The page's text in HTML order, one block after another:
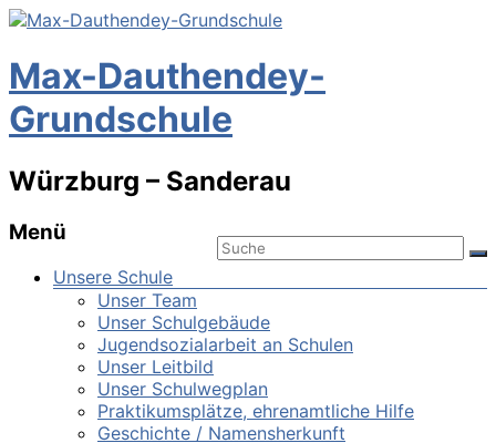
Max-Dauthendey-
Grundschule
Würzburg – Sanderau
Menü
Unsere Schule
Unser Team
Unser Schulgebäude
Jugendsozialarbeit an Schulen
Unser Leitbild
Unser Schulwegplan
Praktikumsplätze, ehrenamtliche Hilfe
Geschichte / Namensherkunft